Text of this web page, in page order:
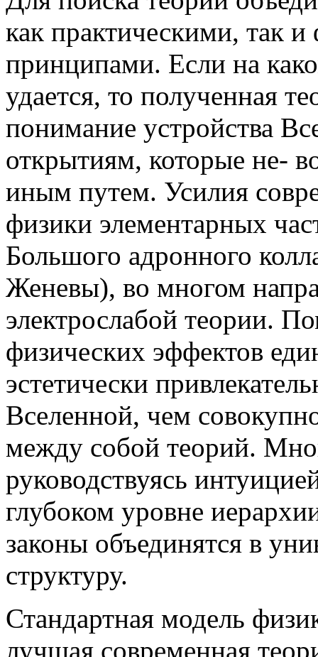
как практическими, так
принципами. Если на
удается, то полученная
понимание устройства
открытиям, которые не-
иным путем. Усилия
физики элементарных
Большого адронного
Женевы), во многом
электрослабой теории.
физических эффектов
эстетически
Вселенной, чем
между собой теорий.
руководствуясь
глубоком уровне
законы объединятся в
структуру.
Стандартная модель
лучшая современная